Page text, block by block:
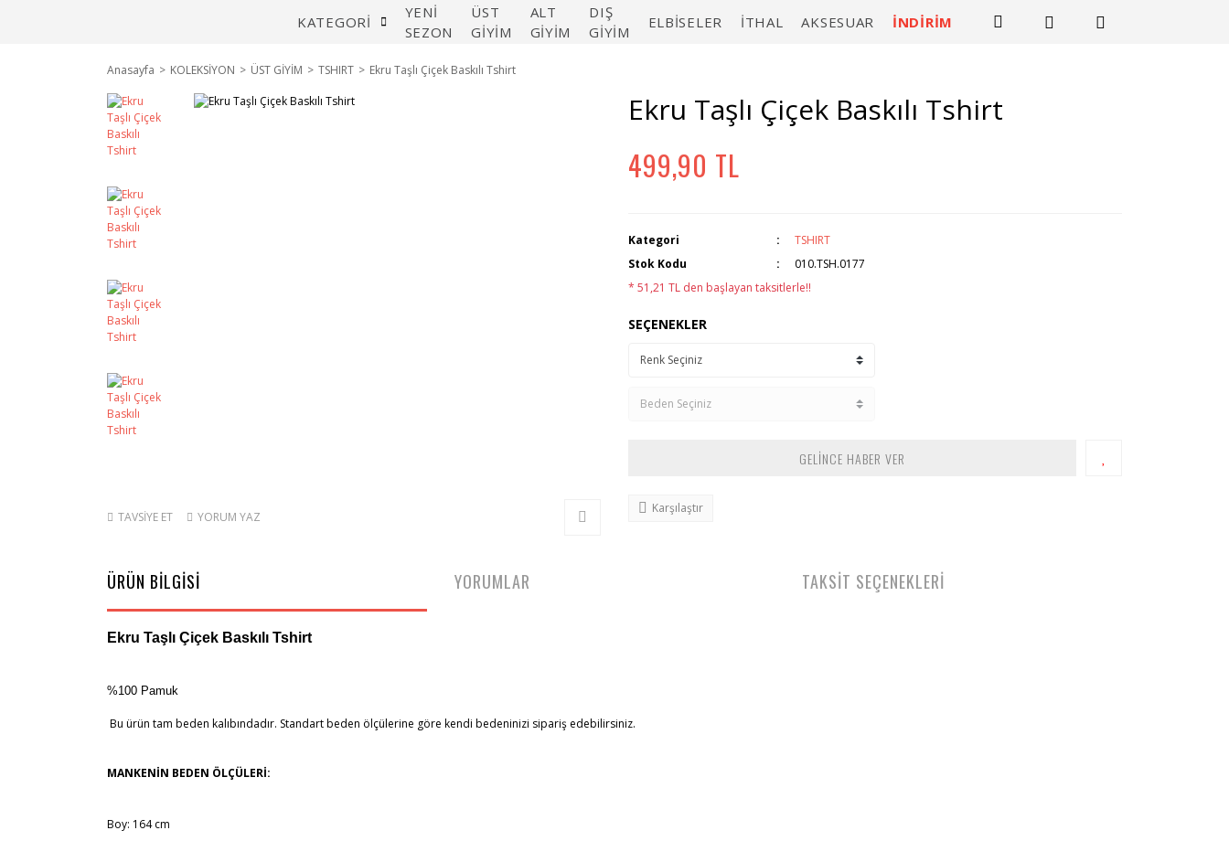
KATEGORİ
YENİ
SEZON
ÜST
GİYİM
ALT
GİYİM
DIŞ
GİYİM
ELBİSELER İTHAL AKSESUAR İNDİRİM
Anasayfa KOLEKSİYON ÜST GİYİM TSHIRT Ekru Taşlı Çiçek Baskılı Tshirt
TAVSİYE ET YORUM YAZ
Ekru Taşlı Çiçek Baskılı Tshirt
499,90 TL
Kategori
TSHIRT
Stok Kodu
010.TSH.0177
* 51,21 TL den başlayan taksitlerle!!
SEÇENEKLER
GELİNCE HABER VER
Karşılaştır
ÜRÜN BİLGİSİ
Ekru Taşlı Çiçek Baskılı Tshirt
%100 Pamuk
Bu ürün tam beden kalıbındadır. Standart beden ölçülerine göre kendi bedeninizi sipariş edebilirsiniz.
MANKENİN BEDEN ÖLÇÜLERİ:
Boy: 164 cm
YORUMLAR TAKSİT SEÇENEKLERİ